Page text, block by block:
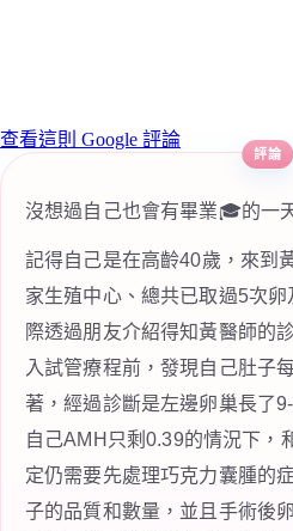
查看這則 Google 評論
沒想過自己也會有畢業🎓的一
記得自己是在高齡40歲，來到
家生殖中心、總共已取過5次
際透過朋友介紹得知黃醫師的
入試管療程前，發現自己肚子
著，經過診斷是左邊卵巢長了
自己AMH只剩0.39的情況下，
定仍需要先處理巧克力囊腫的
子的品質和數量，並且手術後